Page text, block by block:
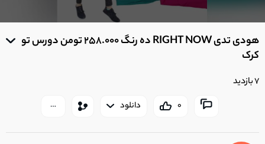
0
of
هودی تدی RIGHT NOW ده رنگ 258.000 تومن دورس تو
کرک
7 بازدید
0 دانلود